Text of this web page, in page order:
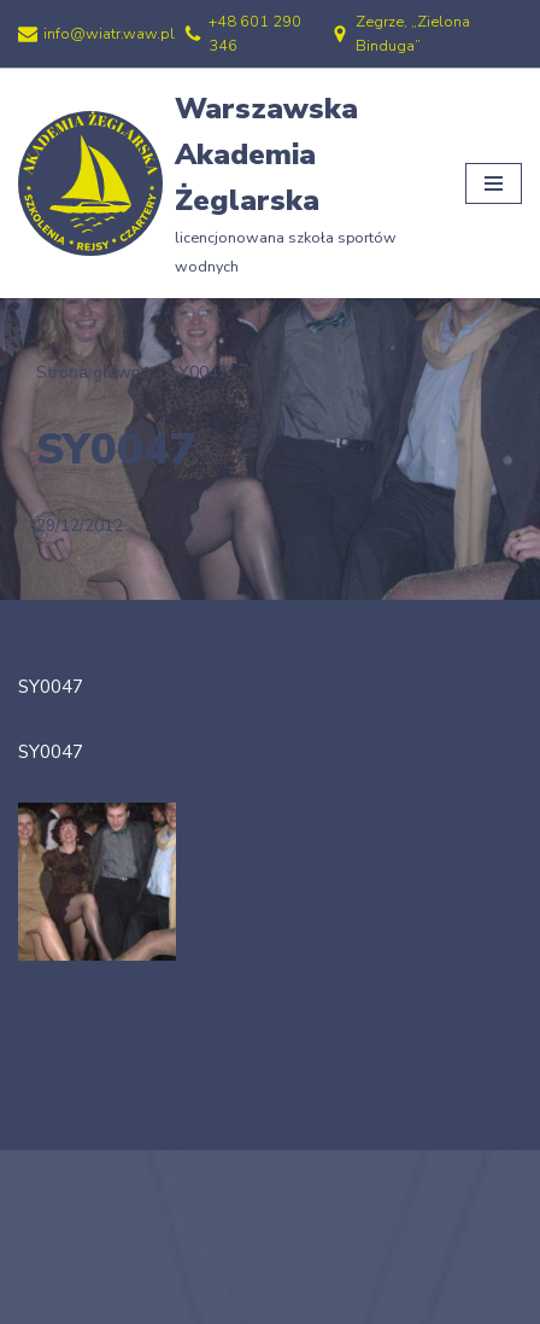
Przejdź
treści
info@wiatr.waw.pl
+48 601 290
346
Zegrze, „Zielona
Binduga”
Warszawska
Akademia
Żeglarska
licencjonowana szkoła sportów
wodnych
Strona główna»SY0047
SY0047
29/12/2012
SY0047
SY0047